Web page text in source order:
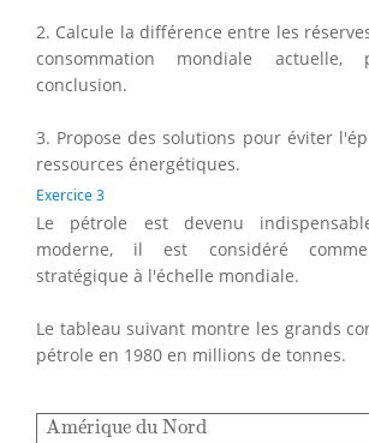
2. Calcule la différence entre les
consommation mondiale
conclusion.
3. Propose des solutions pour éviter
ressources énergétiques.
Exercice 3
Le pétrole est devenu
moderne, il est considéré
stratégique à l'échelle mondiale.
Le tableau suivant montre les grands
pétrole en 1980 en millions de tonnes.
Amérique du Nord
Amérique du Nord1000 Millions de